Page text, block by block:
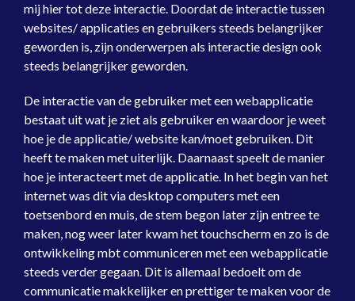
mij hier tot deze interactie. Doordat de interactie tussen
websites/ applicaties en gebruikers steeds belangrijker
geworden is, zijn onderwerpen als interactie design ook
steeds belangrijker geworden.
De interactie van de gebruiker met een webapplicatie
bestaat uit wat je ziet als gebruiker en waardoor je weet
hoe je de applicatie/ website kan/moet gebruiken. Dit
heeft te maken met uiterlijk. Daarnaast speelt de manier
hoe je interacteert met de applicatie. In het begin van het
internet was dit via desktop computers met een
toetsenbord en muis, de stem begon later zijn entree te
maken, nog weer later kwam het touchscherm en zo is de
ontwikkeling mbt communiceren met een webapplicatie
steeds verder gegaan. Dit is allemaal bedoelt om de
communicatie makkelijker en prettiger te maken voor de